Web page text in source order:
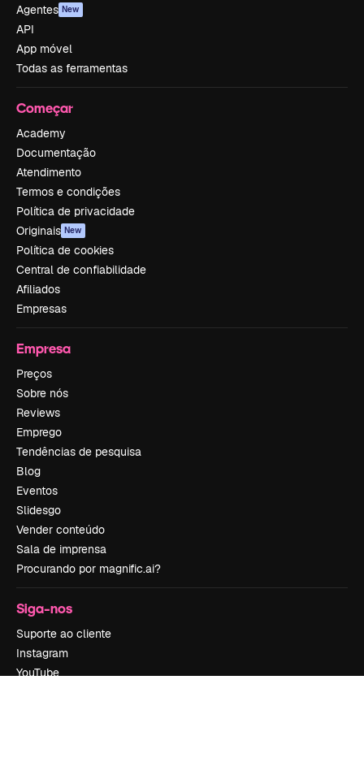
Agentes New
API
App móvel
Todas as ferramentas
Começar
Academy
Documentação
Atendimento
Termos e condições
Política de privacidade
Originais New
Política de cookies
Central de confiabilidade
Afiliados
Empresas
Empresa
Preços
Sobre nós
Reviews
Emprego
Tendências de pesquisa
Blog
Eventos
Slidesgo
Vender conteúdo
Sala de imprensa
Procurando por magnific.ai?
Siga-nos
Suporte ao cliente
Instagram
YouTube